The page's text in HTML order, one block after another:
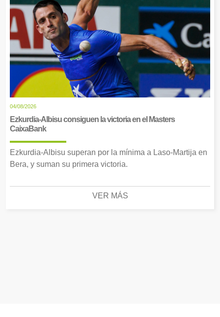
04/08/2026
Ezkurdia-Albisu consiguen la victoria en el Masters
CaixaBank
Ezkurdia-Albisu superan por la mínima a Laso-Martija en
Bera, y suman su primera victoria.
VER MÁS